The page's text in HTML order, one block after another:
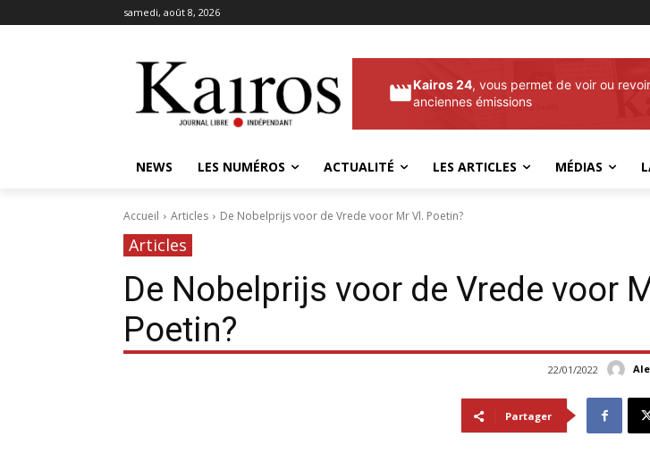
samedi, août 8, 2026
Kairos 24, vous permet de voir ou
anciennes émissions
NEWS LES NUMÉROS ACTUALITÉ LES ARTICLES MÉDIAS
Accueil Articles De Nobelprijs voor de Vrede voor Mr Vl. Poetin?
Articles
De Nobelprijs voor de Vrede voor
Poetin?
22/01/2022
Partager